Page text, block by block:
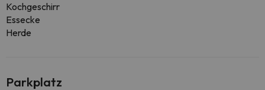
Kochgeschirr
Essecke
Herde
Parkplatz